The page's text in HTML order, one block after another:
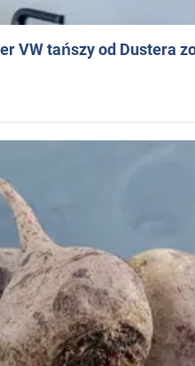
VW tańszy od Dustera